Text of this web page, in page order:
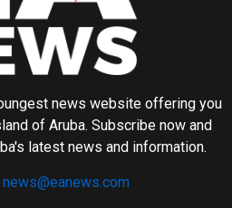
news website offering you
of Aruba. Subscribe now and
latest news and information.
news@eanews.com